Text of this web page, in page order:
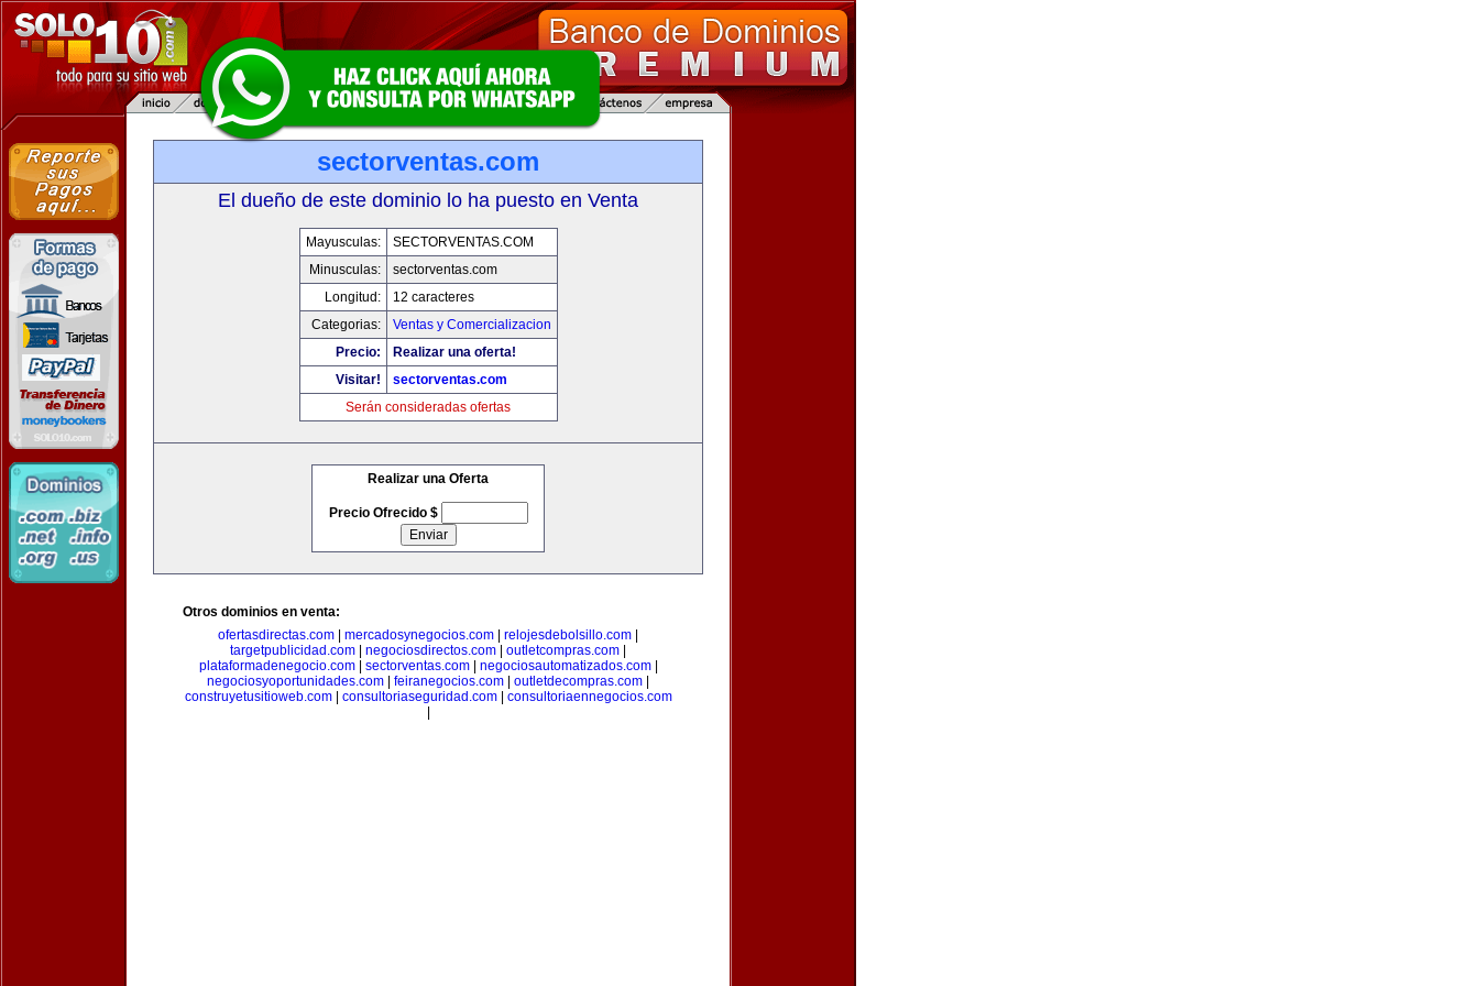
sectorventas.com
El dueño de este dominio lo ha puesto en Venta
Mayusculas:
SECTORVENTAS.COM
Minusculas:
sectorventas.com
Longitud:
12 caracteres
Categorias:
Ventas y Comercializacion
Precio:
Realizar una oferta!
Visitar!
sectorventas.com
Serán consideradas ofertas
Realizar una Oferta
Precio Ofrecido $
Otros dominios en venta:
ofertasdirectas.com
mercadosynegocios.com relojesdebolsillo.com
targetpublicidad.com
negociosdirectos.com outletcompras.com
plataformadenegocio.com| sectorventas.com| negociosautomatizados.com|
negociosyoportunidades.com
feiranegocios.com outletdecompras.com
construyetusitioweb.com| consultoriaseguridad.com| consultoriaennegocios.com